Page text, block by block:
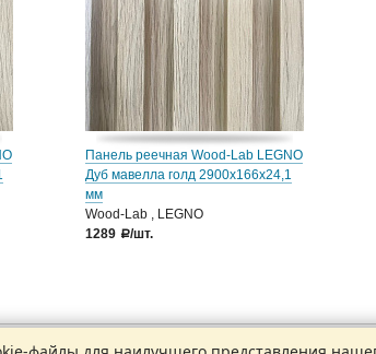
Панель реечная Wood-Lab LEGNO
Дуб мавелла голд 2900х166х24,1
мм
Wood-Lab , LEGNO
1289
a/шт.